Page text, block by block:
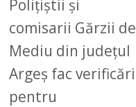
Polițiștii și
comisarii Gărzii de
Mediu din județul
Argeș fac verificări
pentru